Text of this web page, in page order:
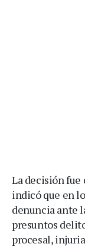
La decisión fue
indicó que en
denuncia ante
presuntos
procesal,